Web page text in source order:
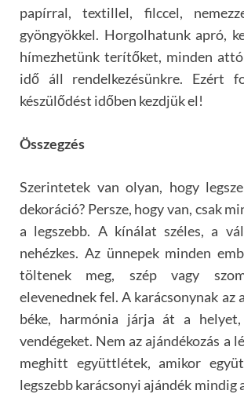
papírral, textillel, filccel,
gyöngyökkel. Horgolhatunk apró,
hímezhetünk terítőket, minden
idő áll rendelkezésünkre. Ezért
készülődést időben kezdjük el!
Összegzés
Szerintetek van olyan, hogy
dekoráció? Persze, hogy van, csak
a legszebb. A kínálat széles, a
nehézkes. Az ünnepek minden
töltenek meg, szép vagy
elevenednek fel. A karácsonynak az
béke, harmónia járja át a
vendégeket. Nem az ajándékozás a
meghitt együttlétek, amikor
legszebb karácsonyi ajándék mindig